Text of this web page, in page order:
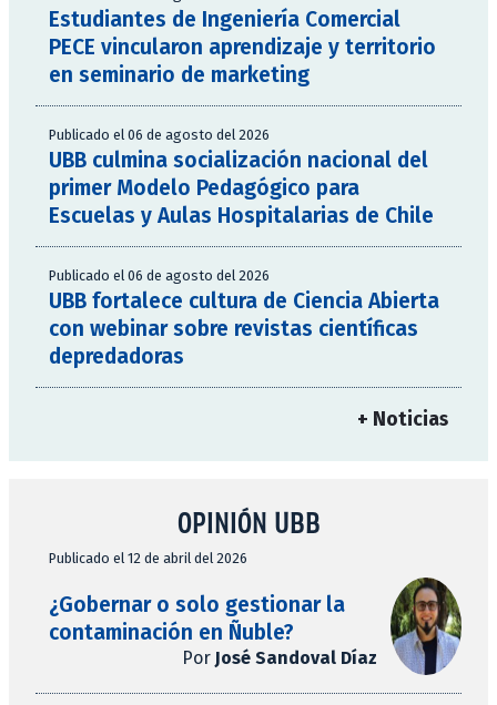
Estudiantes de Ingeniería Comercial
PECE vincularon aprendizaje y territorio
en seminario de marketing
Publicado el 06 de agosto del 2026
UBB culmina socialización nacional del
primer Modelo Pedagógico para
Escuelas y Aulas Hospitalarias de Chile
Publicado el 06 de agosto del 2026
UBB fortalece cultura de Ciencia Abierta
con webinar sobre revistas científicas
depredadoras
+ Noticias
OPINIÓN UBB
Publicado el 12 de abril del 2026
¿Gobernar o solo gestionar la
contaminación en Ñuble?
Por José Sandoval Díaz